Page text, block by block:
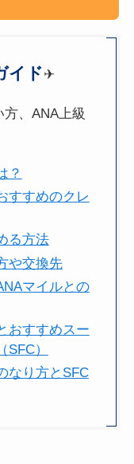
イド✈
、ANA上級
？
すすめのクレ
る方法
や交換先
マイルとの
おすすめスー
）
なり方とSFC